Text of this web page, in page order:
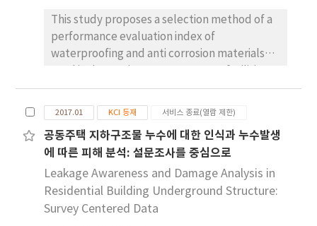
This study proposes a selection method of a
performance evaluation index of
waterproofing and anti corrosion materials
for material and construction failures based
on different usage and environmental
conditions to study the possibility of
structural performance maintenance.
Different types of waterproofing･anti-
corrosion materials have been evaluated
based on their respective properties, and
have been classified into separate categories
2017.01 KCI 등재 서비스 종료(열람 제한)
공동주택 지하구조물 누수에 대한 인식과 누수발생
에 따른 피해 분석: 설문조사를 중심으로
Leakage Awareness and Damage Analysis in
Residential Building Underground Structure:
Survey Centered Data